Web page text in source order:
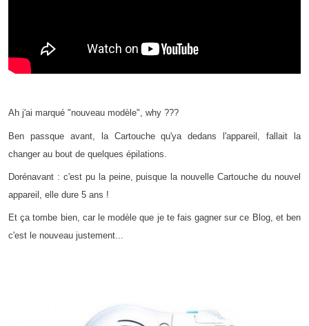
Ah j'ai marqué "nouveau modèle", why ???
Ben passque avant, la Cartouche qu'ya dedans l'appareil, fallait la
changer au bout de quelques épilations.
Dorénavant : c'est pu la peine, puisque la nouvelle Cartouche du nouvel
appareil, elle dure 5 ans !
Et ça tombe bien, car le modèle que je te fais gagner sur ce Blog, et ben
c'est le nouveau justement...